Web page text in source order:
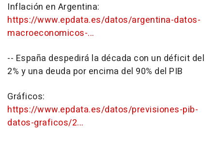
Inflación en Argentina:
https://www.epdata.es/datos/argentina-datos-
macroeconomicos-...
-- España despedirá la década con un déficit del
2% y una deuda por encima del 90% del PIB
Gráficos:
https://www.epdata.es/datos/previsiones-pib-
datos-graficos/2...